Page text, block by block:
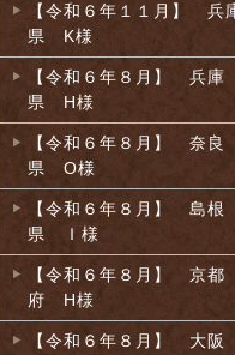
【令和６年１１月】 兵
県 K様
【令和６年８月】 兵庫
県 H様
【令和６年８月】 奈良
県 O様
【令和６年８月】 島根
県 Ｉ様
【令和６年８月】 京都
府 H様
【令和６年８月】 大阪